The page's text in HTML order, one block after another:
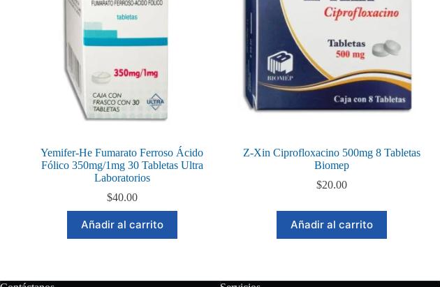
Yemifer-He Fumarato Ferroso Ácido
Fólico 350mg/1mg 30 Tabletas Ultra
Laboratorios
$40.00
Añadir al carrito
Z-Xin Ciprofloxacino 500mg 8 Tabletas
Biomep
$20.00
Añadir al carrito